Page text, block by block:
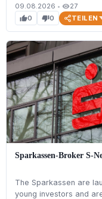
09.08.2026 • visibility27
thumb_up0 thumb_down0 TEILEN
Sparkassen-Broker S-
The Sparkassen are
young investors and